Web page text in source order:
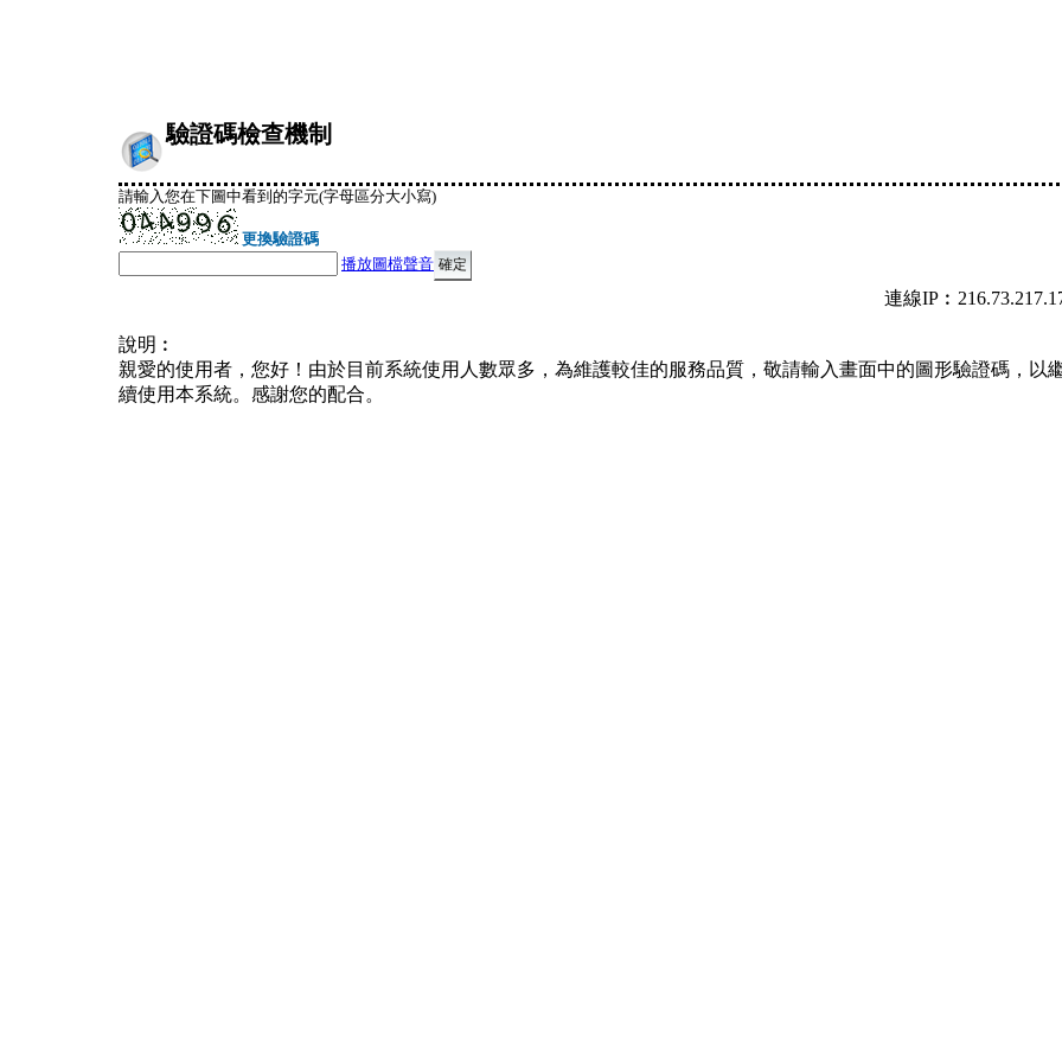
驗證碼檢查機制
請輸入您在下圖中看到的字元(字母區分大小寫)
更換驗證碼
播放圖檔聲音
連線
說明︰
親愛的使用者，您好！由於目前系統使用人數眾多，為維護較佳的服務品質，敬請輸入畫面中的圖形驗證碼，以
續使用本系統。感謝您的配合。